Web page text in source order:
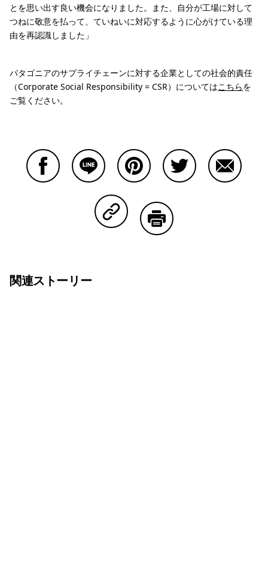
とを思い出す良い機会になりました。また、自分が工場に対して
つねに敬意を払って、ていねいに対応するように心がけている理
由を再認識しました」
パタゴニアのサプライチェーンに対する企業としての社会的責任
（Corporate Social Responsibility = CSR）についてはこちらを
ご覧ください。
Copy Linkで共有する
関連ストーリー